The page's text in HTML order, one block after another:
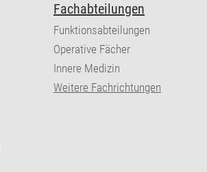
Fachabteilungen
Funktionsabteilungen
Operative Fächer
Innere Medizin
Weitere Fachrichtungen